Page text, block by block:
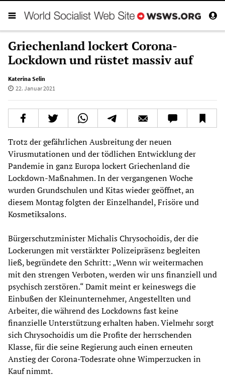
Griechenland lockert Corona-
Lockdown und rüstet massiv auf
Katerina Selin
22. Januar 2021
Trotz der gefährlichen Ausbreitung der neuen
Virusmutationen und der tödlichen Entwicklung der
Pandemie in ganz Europa lockert Griechenland die
Lockdown-Maßnahmen. In der vergangenen Woche
wurden Grundschulen und Kitas wieder geöffnet, an
diesem Montag folgten der Einzelhandel, Frisöre und
Kosmetiksalons.
Bürgerschutzminister Michalis Chrysochoidis, der die
Lockerungen mit verstärkter Polizeipräsenz begleiten
ließ, begründete den Schritt: „Wenn wir weitermachen
mit den strengen Verboten, werden wir uns finanziell und
psychisch zerstören.“ Damit meint er keineswegs die
Einbußen der Kleinunternehmer, Angestellten und
Arbeiter, die während des Lockdowns fast keine
finanzielle Unterstützung erhalten haben. Vielmehr sorgt
sich Chrysochoidis um die Profite der herrschenden
Klasse, für die seine Regierung auch einen erneuten
Anstieg der Corona-Todesrate ohne Wimperzucken in
Kauf nimmt.